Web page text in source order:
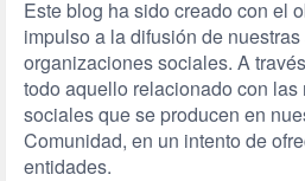
Este blog ha sido creado con el
impulso a la difusión de
organizaciones sociales. A
todo aquello relacionado con
sociales que se producen en
Comunidad, en un intento de
entidades.